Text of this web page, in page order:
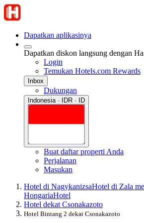
Dapatkan aplikasinya
Dapatkan diskon langsung dengan
Login
Temukan Hotels.com Rewards
Inbox
Dukungan
Indonesia · IDR · ID
Buat daftar properti Anda
Perjalanan
Masukan
Hotel di NagykanizsaHotel di Zala
HongariaHotel
Hotel dekat Csonakazoto
Hotel Bintang 2 dekat Csonakazoto